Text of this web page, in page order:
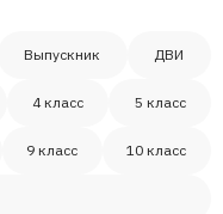
Выпускник ДВИ
4 класс 5 класс
9 класс 10 класс